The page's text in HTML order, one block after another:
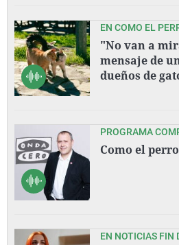
EN COMO EL
"No van a
mensaje de
dueños de
PROGRAMA
Como el
EN NOTICIAS FIN